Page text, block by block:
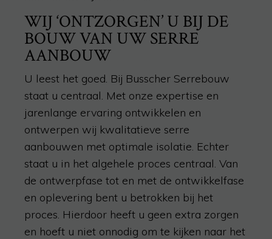
WIJ ‘ONTZORGEN’ U BIJ DE
BOUW VAN UW SERRE
AANBOUW
U leest het goed. Bij Busscher Serrebouw
staat u centraal. Met onze expertise en
jarenlange ervaring ontwikkelen en
ontwerpen wij kwalitatieve serre
aanbouwen met optimale isolatie . Echter
staat u in het algehele proces centraal. Van
de ontwerpfase tot en met de ontwikkelfase
en oplevering bent u betrokken bij het
proces . Hierdoor heeft u geen extra zorgen
en hoeft u niet onnodig om te kijken naar het